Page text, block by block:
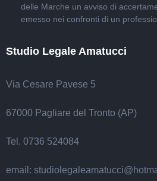
delle Marche un avviso di
emesso nei confronti di un
Studio Legale Amatucci
Via Cesare Pavese 5
67000 Pagliare del Tronto (AP)
Tel. 0736 524084
email: